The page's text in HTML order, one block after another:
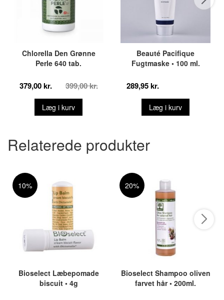
Chlorella Den Grønne
Perle 640 tab.
379,00 kr. 399,00 kr.
Læg i kurv
Beauté Pacifique
Fugtmaske • 100 ml.
289,95 kr.
Læg i kurv
Relaterede produkter
10%
Bioselect Læbepomade
biscuit • 4g
20%
Bioselect Shampoo oliven
farvet hår • 200ml.